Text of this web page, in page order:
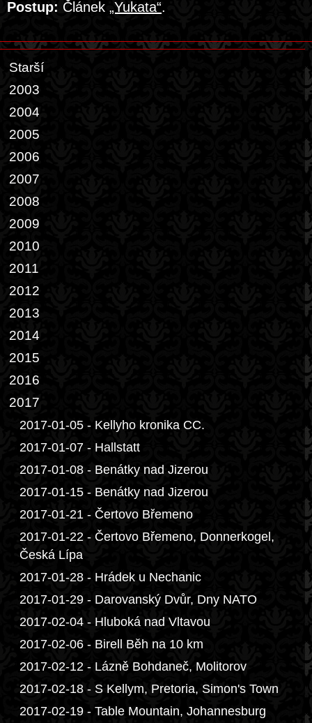
Postup: Článek „Yukata“.
Starší
2003
2004
2005
2006
2007
2008
2009
2010
2011
2012
2013
2014
2015
2016
2017
2017-01-05 - Kellyho kronika CC.
2017-01-07 - Hallstatt
2017-01-08 - Benátky nad Jizerou
2017-01-15 - Benátky nad Jizerou
2017-01-21 - Čertovo Břemeno
2017-01-22 - Čertovo Břemeno, Donnerkogel,
Česká Lípa
2017-01-28 - Hrádek u Nechanic
2017-01-29 - Darovanský Dvůr, Dny NATO
2017-02-04 - Hluboká nad Vltavou
2017-02-06 - Birell Běh na 10 km
2017-02-12 - Lázně Bohdaneč, Molitorov
2017-02-18 - S Kellym, Pretoria, Simon's Town
2017-02-19 - Table Mountain, Johannesburg